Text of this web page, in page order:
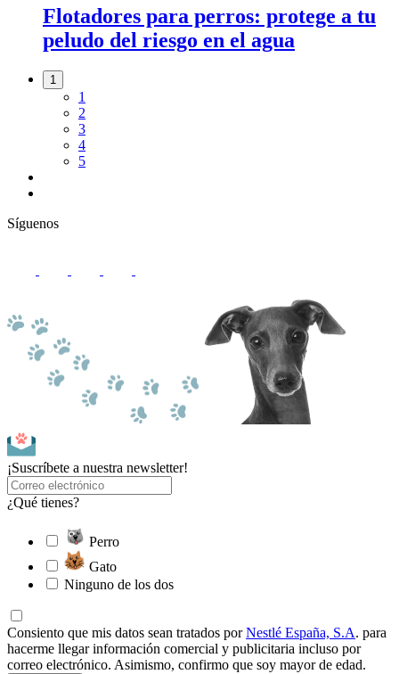
Flotadores para perros: protege a tu
peludo del riesgo en el agua
1
1
2
3
4
5
Síguenos
¡Suscríbete a nuestra newsletter!
¿Qué tienes?
Perro
Gato
Ninguno de los dos
Consiento que mis datos sean tratados porNestlé España, S.A. para
hacerme llegar información comercial y publicitaria incluso por
correo electrónico. Asimismo, confirmo que soy mayor de edad.